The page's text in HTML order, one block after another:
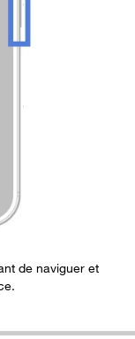
de naviguer et